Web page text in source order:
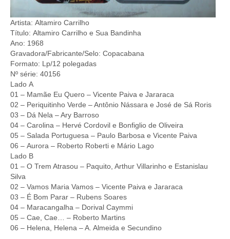
Artista: Altamiro Carrilho
Título: Altamiro Carrilho e Sua Bandinha
Ano: 1968
Gravadora/Fabricante/Selo: Copacabana
Formato: Lp/12 polegadas
Nº série: 40156
Lado A
01 – Mamãe Eu Quero – Vicente Paiva e Jararaca
02 – Periquitinho Verde – Antônio Nássara e José de Sá Roris
03 – Dá Nela – Ary Barroso
04 – Carolina – Hervé Cordovil e Bonfiglio de Oliveira
05 – Salada Portuguesa – Paulo Barbosa e Vicente Paiva
06 – Aurora – Roberto Roberti e Mário Lago
Lado B
01 – O Trem Atrasou – Paquito, Arthur Villarinho e Estanislau
Silva
02 – Vamos Maria Vamos – Vicente Paiva e Jararaca
03 – É Bom Parar – Rubens Soares
04 – Maracangalha – Dorival Caymmi
05 – Cae, Cae… – Roberto Martins
06 – Helena, Helena – A. Almeida e Secundino